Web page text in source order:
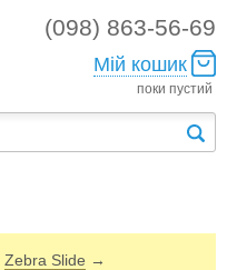
(098) 863-56-69
Мій кошик
поки пустий
Zebra Slide →